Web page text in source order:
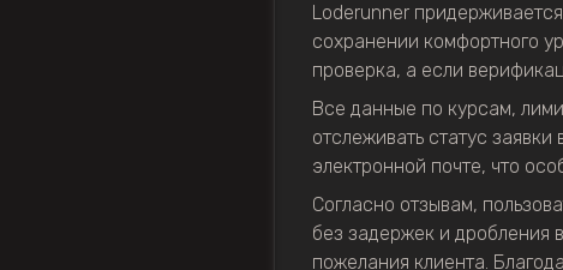
Loderunner
сохранении комфортного
проверка, а если
Все данные по курсам,
отслеживать статус
электронной почте, что
Согласно отзывам,
без задержек и дробления
пожелания клиента.